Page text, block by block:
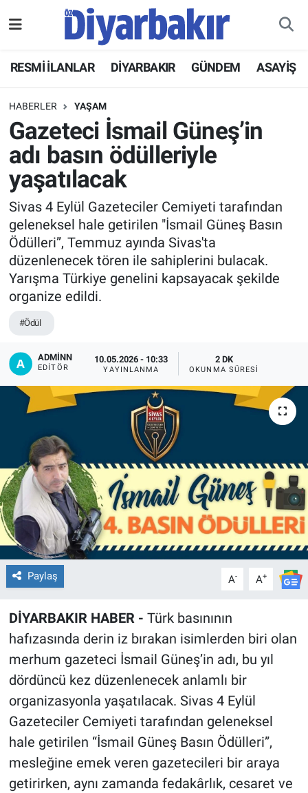
RESMİ İLANLAR DİYARBAKIR GÜNDEM ASAYİŞ
HABERLER YAŞAM
Gazeteci İsmail Güneş’in
adı basın ödülleriyle
yaşatılacak
Sivas 4 Eylül Gazeteciler Cemiyeti tarafından
geleneksel hale getirilen "İsmail Güneş Basın
Ödülleri”, Temmuz ayında Sivas'ta
düzenlenecek tören ile sahiplerini bulacak.
Yarışma Türkiye genelini kapsayacak şekilde
organize edildi.
#Ödül
ADMİNN
EDITÖR
10.05.2026 - 10:33
YAYINLANMA
2 DK
OKUNMA SÜRESI
Paylaş A- A+
DİYARBAKIR HABER - Türk basınının
hafızasında derin iz bırakan isimlerden biri olan
merhum gazeteci İsmail Güneş’in adı, bu yıl
dördüncü kez düzenlenecek anlamlı bir
organizasyonla yaşatılacak. Sivas 4 Eylül
Gazeteciler Cemiyeti tarafından geleneksel
hale getirilen “İsmail Güneş Basın Ödülleri”,
mesleğine emek veren gazetecileri bir araya
getirirken, aynı zamanda fedakârlık, cesaret ve
ASAYİŞ
DİYARBAKIR
EKONOMİ
GÜNDEM
BÖLGE
DÜNYA
KÜLTÜR SANAT
ÖZEL HABER
POLİTİKA
SAĞLIK
SPOR
TEKNOLOJİ
Hava Durumu
Namaz Vakitleri
Trafik Durumu
Süper Lig Puan Durumu ve Fikstür
Tüm Manşetler
Son Dakika Haberleri
Haber Arşivi